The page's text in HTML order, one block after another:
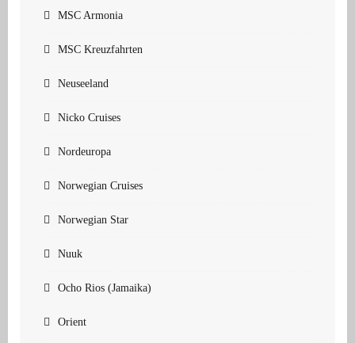
MSC Armonia
MSC Kreuzfahrten
Neuseeland
Nicko Cruises
Nordeuropa
Norwegian Cruises
Norwegian Star
Nuuk
Ocho Rios (Jamaika)
Orient